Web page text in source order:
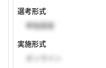
選考形式
単独面接
実施形式
オンライン